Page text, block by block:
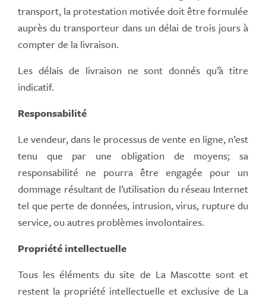
transport, la protestation motivée doit être formulée
auprès du transporteur dans un délai de trois jours à
compter de la livraison.
Les délais de livraison ne sont donnés qu’à titre
indicatif.
Responsabilité
Le vendeur, dans le processus de vente en ligne, n’est
tenu que par une obligation de moyens; sa
responsabilité ne pourra être engagée pour un
dommage résultant de l’utilisation du réseau Internet
tel que perte de données, intrusion, virus, rupture du
service, ou autres problèmes involontaires.
Propriété intellectuelle
Tous les éléments du site de La Mascotte sont et
restent la propriété intellectuelle et exclusive de La